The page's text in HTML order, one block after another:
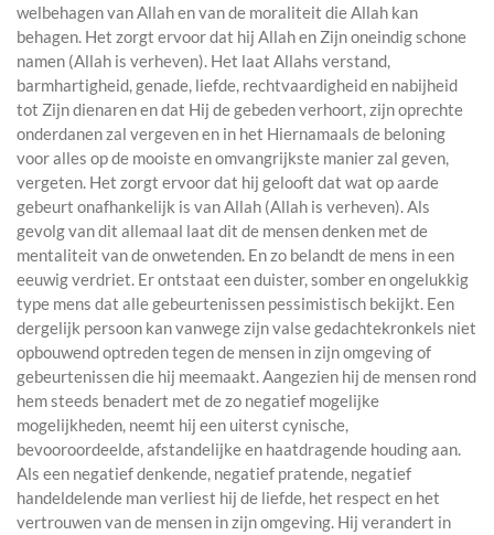
welbehagen van Allah en van de moraliteit die Allah kan
behagen. Het zorgt ervoor dat hij Allah en Zijn oneindig schone
namen (Allah is verheven). Het laat Allahs verstand,
barmhartigheid, genade, liefde, rechtvaardigheid en nabijheid
tot Zijn dienaren en dat Hij de gebeden verhoort, zijn oprechte
onderdanen zal vergeven en in het Hiernamaals de beloning
voor alles op de mooiste en omvangrijkste manier zal geven,
vergeten. Het zorgt ervoor dat hij gelooft dat wat op aarde
gebeurt onafhankelijk is van Allah (Allah is verheven). Als
gevolg van dit allemaal laat dit de mensen denken met de
mentaliteit van de onwetenden. En zo belandt de mens in een
eeuwig verdriet. Er ontstaat een duister, somber en ongelukkig
type mens dat alle gebeurtenissen pessimistisch bekijkt. Een
dergelijk persoon kan vanwege zijn valse gedachtekronkels niet
opbouwend optreden tegen de mensen in zijn omgeving of
gebeurtenissen die hij meemaakt. Aangezien hij de mensen rond
hem steeds benadert met de zo negatief mogelijke
mogelijkheden, neemt hij een uiterst cynische,
bevooroordeelde, afstandelijke en haatdragende houding aan.
Als een negatief denkende, negatief pratende, negatief
handeldelende man verliest hij de liefde, het respect en het
vertrouwen van de mensen in zijn omgeving. Hij verandert in